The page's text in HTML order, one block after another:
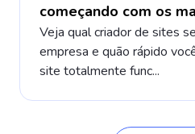
começando com os
Veja qual criador de sites
empresa e quão rápido
site totalmente func...